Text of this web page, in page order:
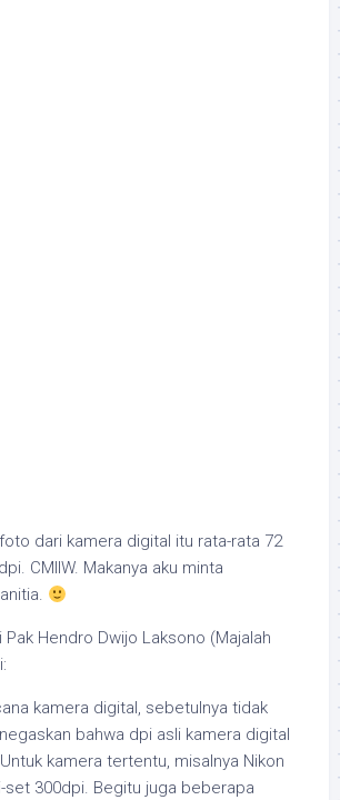
dari kamera digital itu rata-rata 72
CMIIW. Makanya aku minta
Pak Hendro Dwijo Laksono (Majalah
kamera digital, sebetulnya tidak
bahwa dpi asli kamera digital
kamera tertentu, misalnya Nikon
set 300dpi. Begitu juga beberapa